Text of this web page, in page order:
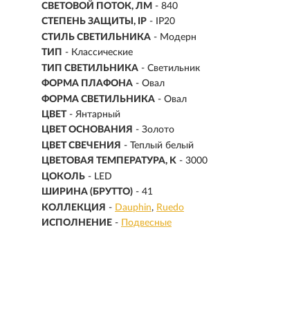
СВЕТОВОЙ ПОТОК, ЛМ - 840
СТЕПЕНЬ ЗАЩИТЫ, IP - IP20
СТИЛЬ СВЕТИЛЬНИКА - Модерн
ТИП - Классические
ТИП СВЕТИЛЬНИКА - Светильник
ФОРМА ПЛАФОНА - Овал
ФОРМА СВЕТИЛЬНИКА - Овал
ЦВЕТ - Янтарный
ЦВЕТ ОСНОВАНИЯ - Золото
ЦВЕТ СВЕЧЕНИЯ - Теплый белый
ЦВЕТОВАЯ ТЕМПЕРАТУРА, K - 3000
ЦОКОЛЬ - LED
ШИРИНА (БРУТТО) - 41
КОЛЛЕКЦИЯ - Dauphin
Ruedo
ИСПОЛНЕНИЕ - Подвесные